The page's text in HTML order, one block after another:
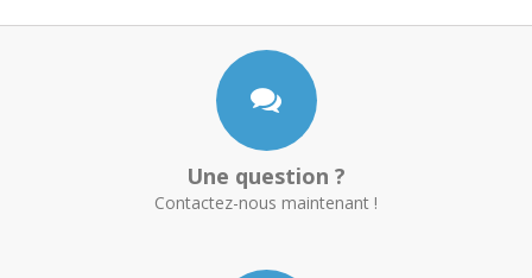
Une question ?
Contactez-nous maintenant !